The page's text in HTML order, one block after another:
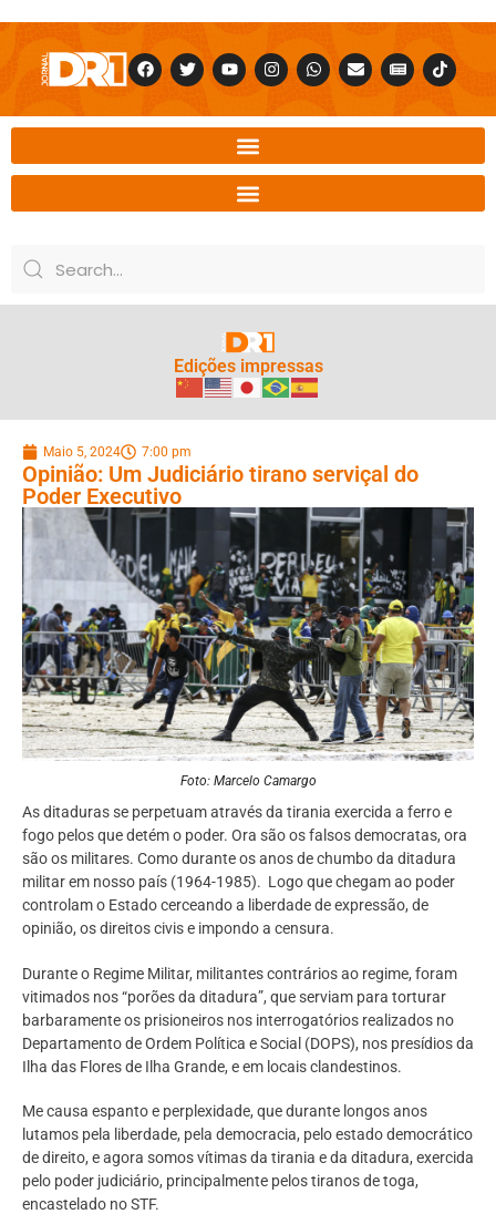
Edições impressas
Maio 5, 2024 7:00 pm
Opinião: Um Judiciário tirano serviçal do
Poder Executivo
Foto: Marcelo Camargo
As ditaduras se perpetuam através da tirania exercida a ferro e
fogo pelos que detém o poder. Ora são os falsos democratas, ora
são os militares. Como durante os anos de chumbo da ditadura
militar em nosso país (1964-1985). Logo que chegam ao poder
controlam o Estado cerceando a liberdade de expressão, de
opinião, os direitos civis e impondo a censura.
Durante o Regime Militar, militantes contrários ao regime, foram
vitimados nos “porões da ditadura”, que serviam para torturar
barbaramente os prisioneiros nos interrogatórios realizados no
Departamento de Ordem Política e Social (DOPS), nos presídios da
Ilha das Flores de Ilha Grande, e em locais clandestinos.
Me causa espanto e perplexidade, que durante longos anos
lutamos pela liberdade, pela democracia, pelo estado democrático
de direito, e agora somos vítimas da tirania e da ditadura, exercida
pelo poder judiciário, principalmente pelos tiranos de toga,
encastelado no STF.